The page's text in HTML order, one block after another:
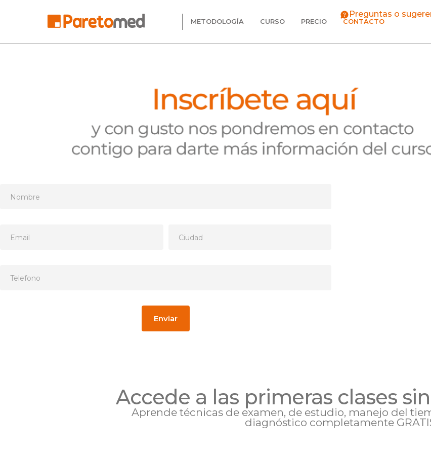
METODOLOGÍA CURSO PRECIO CONTACTO
Preguntas o
Enviar
Accede a las primeras clases
Aprende técnicas de examen, de estudio, manejo del
diagnóstico completamente